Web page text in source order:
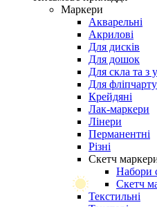
Маркери
Акварельні
Акрилові
Для дисків
Для дошок
Для скла та з
Для фліпчарту
Крейдяні
Лак-маркери
Лінери
Перманентні
Різні
Скетч
Набори
Скетч
Текстильні